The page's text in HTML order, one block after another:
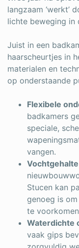
langzaam ‘werkt’
lichte beweging in
Juist in een
haarscheurtjes in
materialen en
op onderstaande
Flexibele
badkamers
speciale,
vangen.
Stucen kan
genoeg is
te
Waterdichte
vaak gips